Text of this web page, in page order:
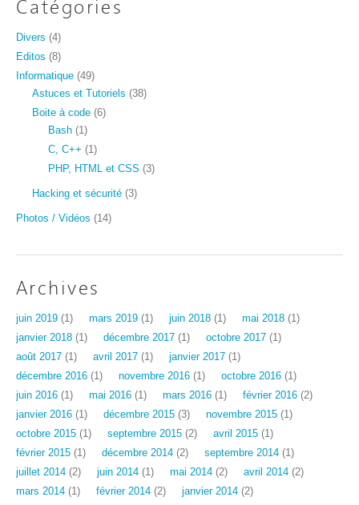
Catégories
Divers (4)
Editos (8)
Informatique (49)
Astuces et Tutoriels (38)
Boite à code (6)
Bash (1)
C, C++ (1)
PHP, HTML et CSS (3)
Hacking et sécurité (3)
Photos / Vidéos (14)
Archives
juin 2019 (1) mars 2019 (1) juin 2018 (1) mai 2018 (1)
janvier 2018 (1) décembre 2017 (1) octobre 2017 (1)
août 2017 (1) avril 2017 (1) janvier 2017 (1)
décembre 2016 (1) novembre 2016 (1) octobre 2016 (1)
juin 2016 (1) mai 2016 (1) mars 2016 (1) février 2016 (2)
janvier 2016 (1) décembre 2015 (3) novembre 2015 (1)
octobre 2015 (1) septembre 2015 (2) avril 2015 (1)
février 2015 (1) décembre 2014 (2) septembre 2014 (1)
juillet 2014 (2) juin 2014 (1) mai 2014 (2) avril 2014 (2)
mars 2014 (1) février 2014 (2) janvier 2014 (2)